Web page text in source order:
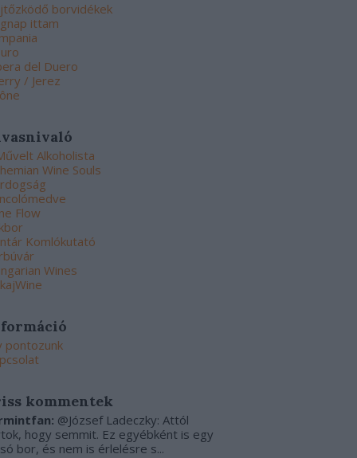
borvidékek
ittam
del Duero
/ Jerez
Alkoholista
Wine Souls
Flow
Komlókutató
Wines
pontozunk
kommentek
@József Ladeczky: Attól
hogy semmit. Ez egyébként is egy
bor, és nem is érlelésre s...